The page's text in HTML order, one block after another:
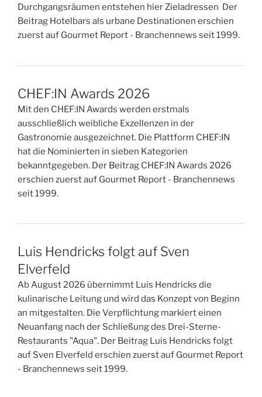
Durchgangsräumen entstehen hier Zieladressen Der
Beitrag Hotelbars als urbane Destinationen erschien
zuerst auf Gourmet Report - Branchennews seit 1999.
CHEF:IN Awards 2026
Mit den CHEF:IN Awards werden erstmals
ausschließlich weibliche Exzellenzen in der
Gastronomie ausgezeichnet. Die Plattform CHEF:IN
hat die Nominierten in sieben Kategorien
bekanntgegeben. Der Beitrag CHEF:IN Awards 2026
erschien zuerst auf Gourmet Report - Branchennews
seit 1999.
Luis Hendricks folgt auf Sven
Elverfeld
Ab August 2026 übernimmt Luis Hendricks die
kulinarische Leitung und wird das Konzept von Beginn
an mitgestalten. Die Verpflichtung markiert einen
Neuanfang nach der Schließung des Drei-Sterne-
Restaurants "Aqua". Der Beitrag Luis Hendricks folgt
auf Sven Elverfeld erschien zuerst auf Gourmet Report
- Branchennews seit 1999.